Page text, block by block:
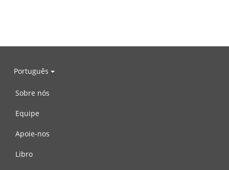
Português
Sobre nós
Equipe
Apoie-nos
Libro